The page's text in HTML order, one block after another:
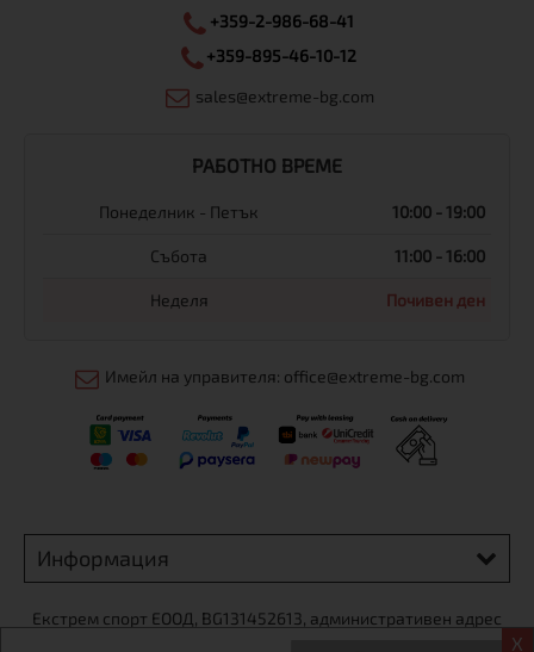
X
+359-2-986-68-41
+359-895-46-10-12
sales@extreme-bg.com
РАБОТНО ВРЕМЕ
Понеделник - Петък 10:00 - 19:00
Събота 11:00 - 16:00
Неделя Почивен ден
Имейл на управителя: office@extreme-bg.com
Информация
Екстрем спорт ЕООД, BG131452613, административен адрес